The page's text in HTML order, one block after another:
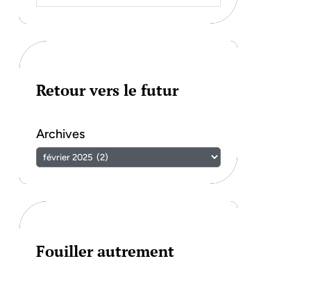
Retour vers le futur
Archives
Fouiller autrement